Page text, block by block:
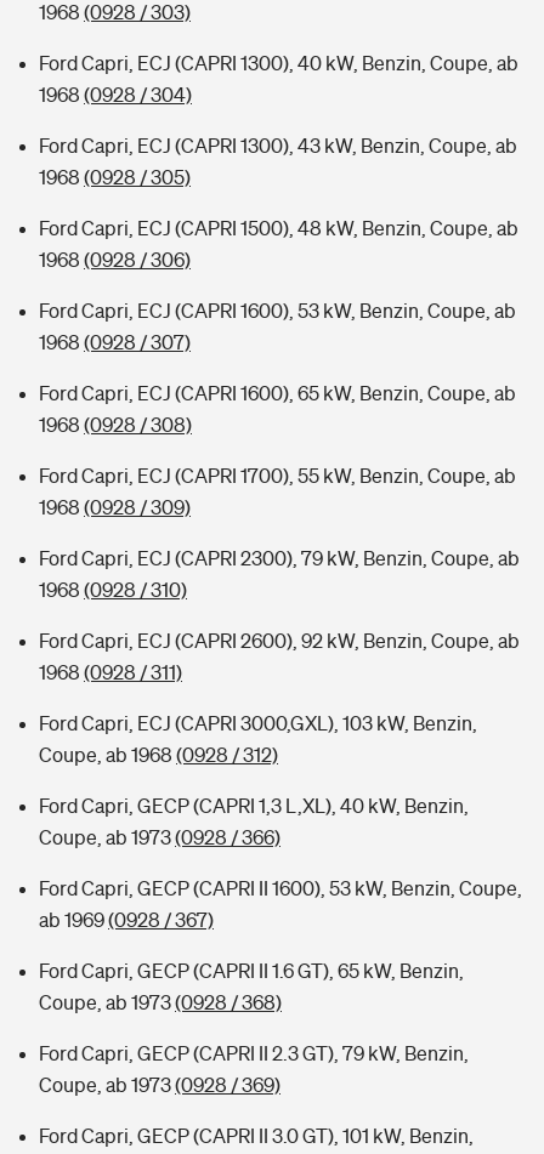
Kinderunfall-Check: Mehr Sicherheit für deine Kids
Typklassen: So ist Ihr Auto eingestuft
Sie haben Fragen?
1968 (0928 / 303)
Ford Capri, ECJ (CAPRI 1300), 40 kW, Benzin, Coupe, ab
1968 (0928 / 304)
Ford Capri, ECJ (CAPRI 1300), 43 kW, Benzin, Coupe, ab
1968 (0928 / 305)
Ford Capri, ECJ (CAPRI 1500), 48 kW, Benzin, Coupe, ab
1968 (0928 / 306)
Ford Capri, ECJ (CAPRI 1600), 53 kW, Benzin, Coupe, ab
1968 (0928 / 307)
Ford Capri, ECJ (CAPRI 1600), 65 kW, Benzin, Coupe, ab
1968 (0928 / 308)
Ford Capri, ECJ (CAPRI 1700), 55 kW, Benzin, Coupe, ab
1968 (0928 / 309)
Ford Capri, ECJ (CAPRI 2300), 79 kW, Benzin, Coupe, ab
1968 (0928 / 310)
Ford Capri, ECJ (CAPRI 2600), 92 kW, Benzin, Coupe, ab
1968 (0928 / 311)
Ford Capri, ECJ (CAPRI 3000,GXL), 103 kW, Benzin,
Coupe, ab 1968 (0928 / 312)
Ford Capri, GECP (CAPRI 1,3 L,XL), 40 kW, Benzin,
Coupe, ab 1973(0928 / 366)
Ford Capri, GECP (CAPRI II 1600), 53 kW, Benzin, Coupe,
ab 1969(0928 / 367)
Ford Capri, GECP (CAPRI II 1.6 GT), 65 kW, Benzin,
Coupe, ab 1973(0928 / 368)
Ford Capri, GECP (CAPRI II 2.3 GT), 79 kW, Benzin,
Coupe, ab 1973(0928 / 369)
Ford Capri, GECP (CAPRI II 3.0 GT), 101 kW, Benzin,